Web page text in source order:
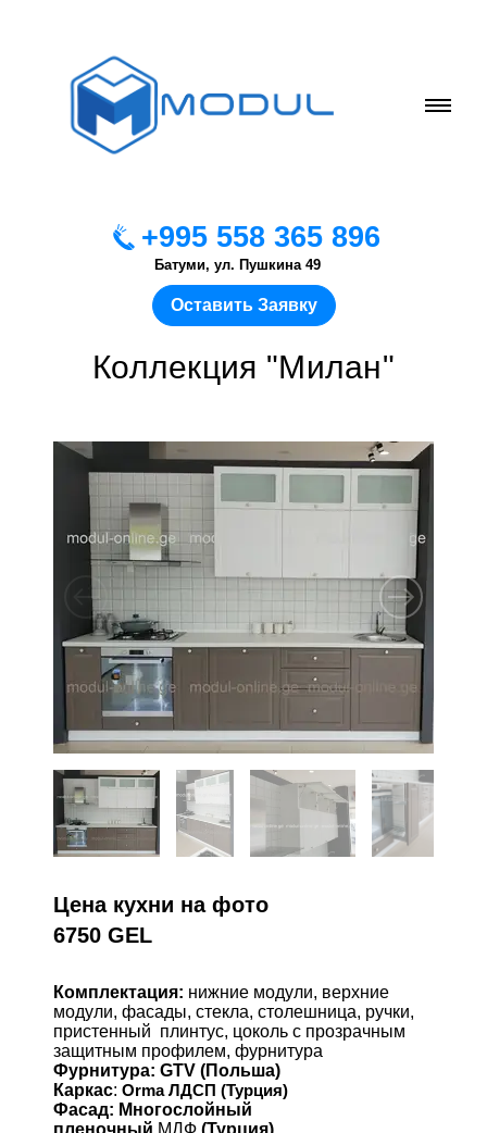
+995 558 365 896
Батуми, ул. Пушкина 49
Оставить Заявку
Коллекция "Милан"
Цена кухни на фото
6750 GEL
Комплектация: нижние модули, верхние
модули, фасады, стекла, столешница, ручки,
пристенный плинтус, цоколь с прозрачным
защитным профилем, фурнитура
Фурнитура: GTV (Польша)
Каркас: Orma ЛДСП (Турция)
Фасад: Многослойный
пленочный МДФ (Турция)